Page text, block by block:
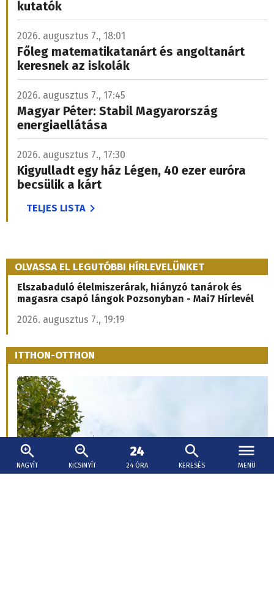
NAGYÍT KICSINYÍT 24 ÓRA KERESÉS MENÜ
kutatók
2026. augusztus 7., 18:01
Főleg matematikatanárt és angoltanárt
keresnek az iskolák
2026. augusztus 7., 17:45
Magyar Péter: Stabil Magyarország
energiaellátása
2026. augusztus 7., 17:30
Kigyulladt egy ház Légen, 40 ezer euróra
becsülik a kárt
TELJES LISTA
OLVASSA EL LEGUTÓBBI HÍRLEVELÜNKET
Elszabaduló élelmiszerárak, hiányzó tanárok és
magasra csapó lángok Pozsonyban - Mai7 Hírlevél
2026. augusztus 7., 19:19
ITTHON-OTTHON